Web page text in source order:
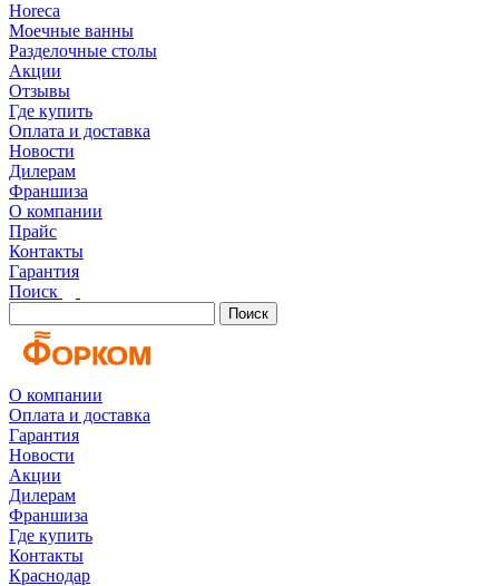
Horeca
Моечные ванны
Разделочные столы
Акции
Отзывы
Где купить
Оплата и доставка
Новости
Дилерам
Франшиза
О компании
Прайс
Контакты
Гарантия
Поиск
Поиск
О компании
Оплата и доставка
Гарантия
Новости
Акции
Дилерам
Франшиза
Где купить
Контакты
Краснодар